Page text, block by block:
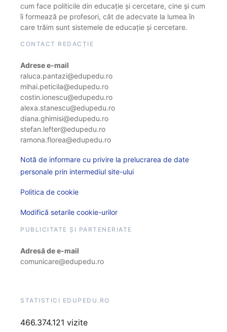
cum face politicile din educație și cercetare, cine și cum
îi formează pe profesori, cât de adecvate la lumea în
care trăim sunt sistemele de educație și cercetare.
CONTACT REDACȚIE
Adrese e-mail
raluca.pantazi@edupedu.ro
mihai.peticila@edupedu.ro
costin.ionescu@edupedu.ro
alexa.stanescu@edupedu.ro
diana.ghimisi@edupedu.ro
stefan.lefter@edupedu.ro
ramona.florea@edupedu.ro
Notă de informare cu privire la prelucrarea de date
personale prin intermediul site-ului
Politica de cookie
Modifică setarile cookie-urilor
PUBLICITATE ȘI PARTENERIATE
Adresă de e-mail
comunicare@edupedu.ro
STATISTICI EDUPEDU.RO
466.374.121 vizite